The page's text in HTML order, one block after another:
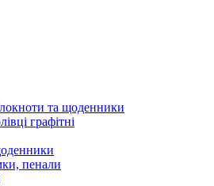
та щоденники
графітні
пенали